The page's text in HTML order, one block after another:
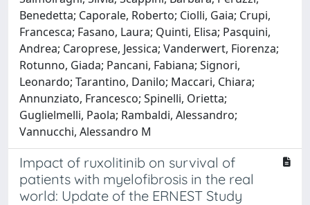
Benedetta; Caporale, Roberto; Ciolli, Gaia; Crupi,
Francesca; Fasano, Laura; Quinti, Elisa; Pasquini,
Andrea; Caroprese, Jessica; Vanderwert, Fiorenza;
Rotunno, Giada; Pancani, Fabiana; Signori,
Leonardo; Tarantino, Danilo; Maccari, Chiara;
Annunziato, Francesco; Spinelli, Orietta;
Guglielmelli, Paola; Rambaldi, Alessandro;
Vannucchi, Alessandro M
Impact of ruxolitinib on survival of
patients with myelofibrosis in the real
world: Update of the ERNEST Study